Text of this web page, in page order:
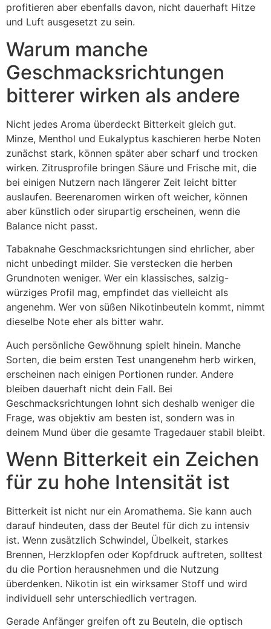
profitieren aber ebenfalls davon, nicht dauerhaft Hitze
und Luft ausgesetzt zu sein.
Warum manche
Geschmacksrichtungen
bitterer wirken als andere
Nicht jedes Aroma überdeckt Bitterkeit gleich gut.
Minze, Menthol und Eukalyptus kaschieren herbe Noten
zunächst stark, können später aber scharf und trocken
wirken. Zitrusprofile bringen Säure und Frische mit, die
bei einigen Nutzern nach längerer Zeit leicht bitter
auslaufen. Beerenaromen wirken oft weicher, können
aber künstlich oder sirupartig erscheinen, wenn die
Balance nicht passt.
Tabaknahe Geschmacksrichtungen sind ehrlicher, aber
nicht unbedingt milder. Sie verstecken die herben
Grundnoten weniger. Wer ein klassisches, salzig-
würziges Profil mag, empfindet das vielleicht als
angenehm. Wer von süßen Nikotinbeuteln kommt, nimmt
dieselbe Note eher als bitter wahr.
Auch persönliche Gewöhnung spielt hinein. Manche
Sorten, die beim ersten Test unangenehm herb wirken,
erscheinen nach einigen Portionen runder. Andere
bleiben dauerhaft nicht dein Fall. Bei
Geschmacksrichtungen lohnt sich deshalb weniger die
Frage, was objektiv am besten ist, sondern was in
deinem Mund über die gesamte Tragedauer stabil bleibt.
Wenn Bitterkeit ein Zeichen
für zu hohe Intensität ist
Bitterkeit ist nicht nur ein Aromathema. Sie kann auch
darauf hindeuten, dass der Beutel für dich zu intensiv
ist. Wenn zusätzlich Schwindel, Übelkeit, starkes
Brennen, Herzklopfen oder Kopfdruck auftreten, solltest
du die Portion herausnehmen und die Nutzung
überdenken. Nikotin ist ein wirksamer Stoff und wird
individuell sehr unterschiedlich vertragen.
Gerade Anfänger greifen oft zu Beuteln, die optisch